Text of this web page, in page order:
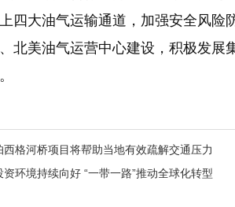
四大油气运输通道，加强安全风险
北美油气运营中心建设，积极发展
格河桥项目将帮助当地有效疏解交通压力
环境持续向好 “一带一路”推动全球化转型